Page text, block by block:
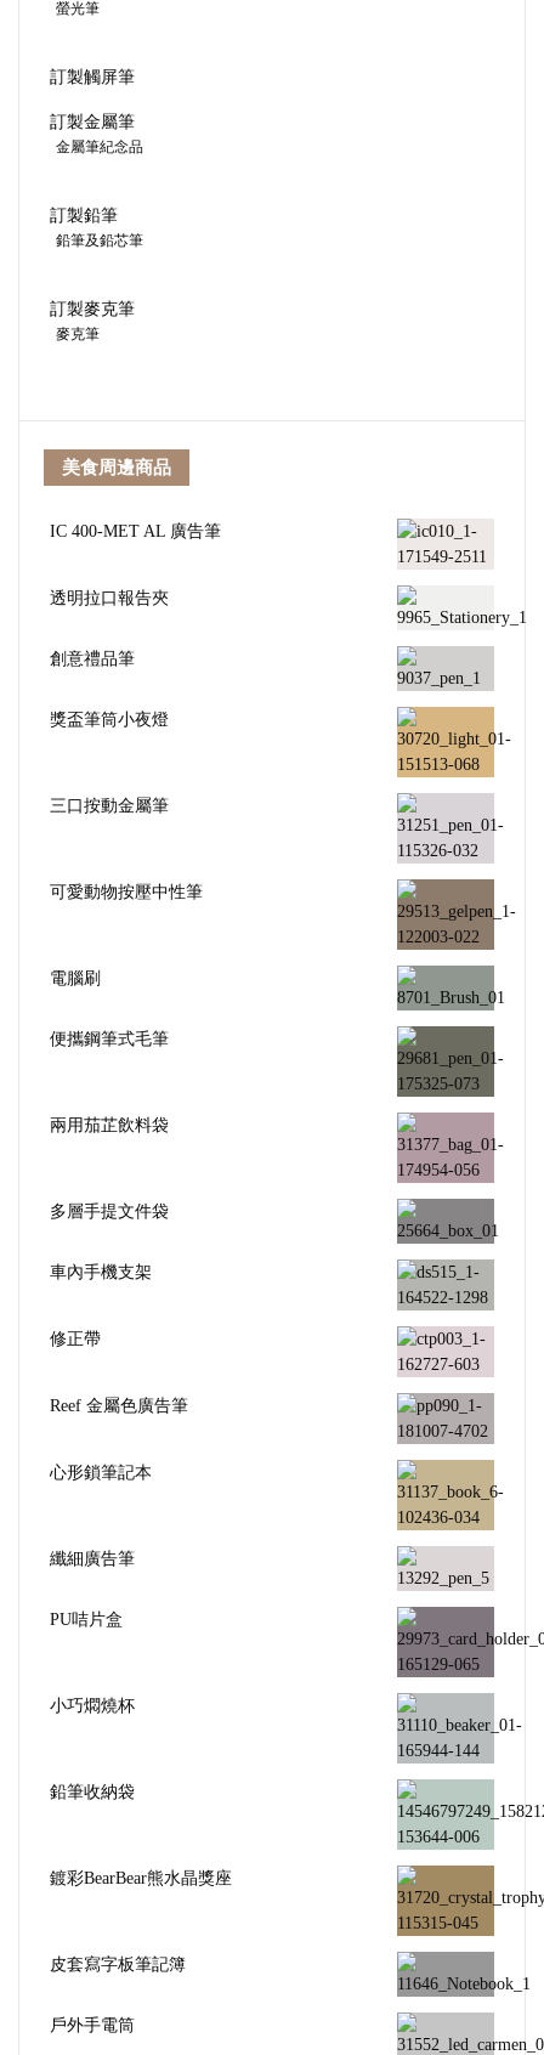
螢光筆
訂製觸屏筆
訂製金屬筆
金屬筆紀念品
訂製鉛筆
鉛筆及鉛芯筆
訂製麥克筆
麥克筆
美食周邊商品
IC 400-MET AL 廣告筆
透明拉口報告夾
創意禮品筆
獎盃筆筒小夜燈
三口按動金屬筆
可愛動物按壓中性筆
電腦刷
便攜鋼筆式毛筆
兩用茄芷飲料袋
多層手提文件袋
車內手機支架
修正帶
Reef 金屬色廣告筆
心形鎖筆記本
纖細廣告筆
PU咭片盒
小巧燜燒杯
鉛筆收納袋
鍍彩BearBear熊水晶獎座
皮套寫字板筆記簿
戶外手電筒